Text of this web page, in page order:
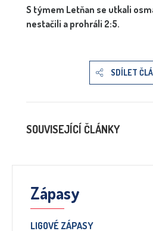
S týmem Letňan se utkali
nestačili a prohráli 2:5.
SDÍLET
SOUVISEJÍCÍ ČLÁNKY
Zápasy
LIGOVÉ ZÁPASY